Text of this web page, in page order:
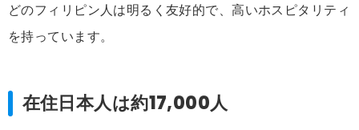
どのフィリピン人は明るく友好的で、高いホスピタリティ
を持っています。
在住日本人は約17,000人